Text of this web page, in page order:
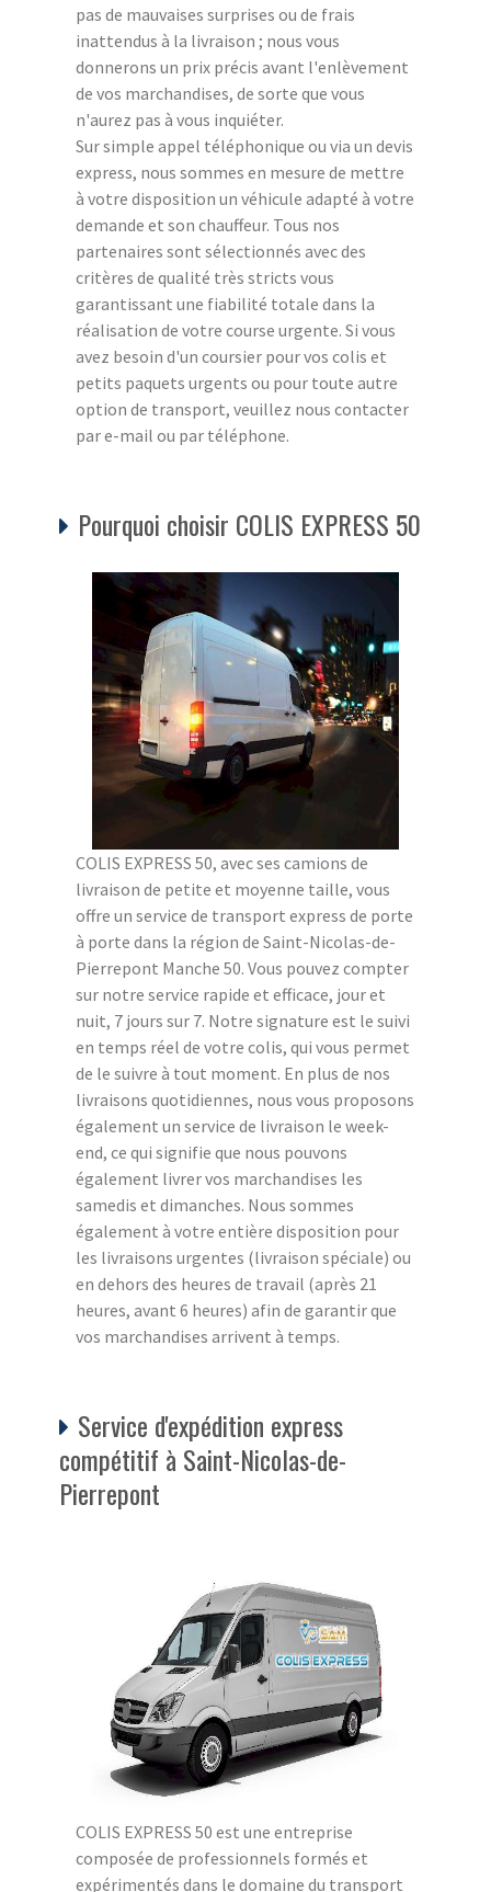
pas de mauvaises surprises ou de frais
inattendus à la livraison ; nous vous
donnerons un prix précis avant l'enlèvement
de vos marchandises, de sorte que vous
n'aurez pas à vous inquiéter.
Sur simple appel téléphonique ou via un devis
express, nous sommes en mesure de mettre
à votre disposition un véhicule adapté à votre
demande et son chauffeur. Tous nos
partenaires sont sélectionnés avec des
critères de qualité très stricts vous
garantissant une fiabilité totale dans la
réalisation de votre course urgente. Si vous
avez besoin d'un coursier pour vos colis et
petits paquets urgents ou pour toute autre
option de transport, veuillez nous contacter
par e-mail ou par téléphone.
Pourquoi choisir COLIS EXPRESS 50
COLIS EXPRESS 50, avec ses camions de
livraison de petite et moyenne taille, vous
offre un service de transport express de porte
à porte dans la région de Saint-Nicolas-de-
Pierrepont Manche 50. Vous pouvez compter
sur notre service rapide et efficace, jour et
nuit, 7 jours sur 7. Notre signature est le suivi
en temps réel de votre colis, qui vous permet
de le suivre à tout moment. En plus de nos
livraisons quotidiennes, nous vous proposons
également un service de livraison le week-
end, ce qui signifie que nous pouvons
également livrer vos marchandises les
samedis et dimanches. Nous sommes
également à votre entière disposition pour
les livraisons urgentes (livraison spéciale) ou
en dehors des heures de travail (après 21
heures, avant 6 heures) afin de garantir que
vos marchandises arrivent à temps.
Service d'expédition express
compétitif à Saint-Nicolas-de-
Pierrepont
COLIS EXPRESS 50 est une entreprise
composée de professionnels formés et
expérimentés dans le domaine du transport